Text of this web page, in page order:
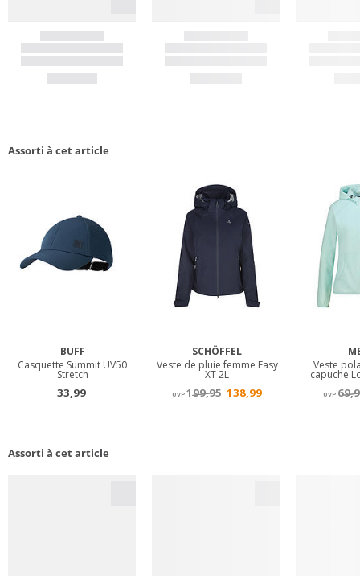
Assorti à cet article
Assorti à cet article